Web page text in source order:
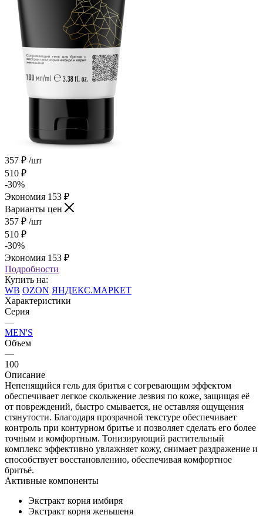
357 ₽ /шт
510 ₽
-30%
Экономия 153 ₽
Варианты цен
357 ₽ /шт
510 ₽
-30%
Экономия 153 ₽
Подробности
Купить на:
WB OZON ЯНДЕКС.МАРКЕТ
Характеристики
Серия
—
MEN'S
Объем
—
100
Описание
Непенящийся гель для бритья с согревающим эффектом
обеспечивает легкое скольжение лезвия по коже, защищая её
от повреждений, быстро смывается, не оставляя ощущения
стянутости. Благодаря прозрачной текстуре обеспечивает
контроль при контурном бритье и позволяет сделать его более
точным и комфортным. Тонизирующий растительный
комплекс эффективно увлажняет кожу, снимает раздражение и
способствует восстановлению, обеспечивая комфортное
бритьё.
Активные компоненты
Экстракт корня имбиря
Экстракт корня женьшеня